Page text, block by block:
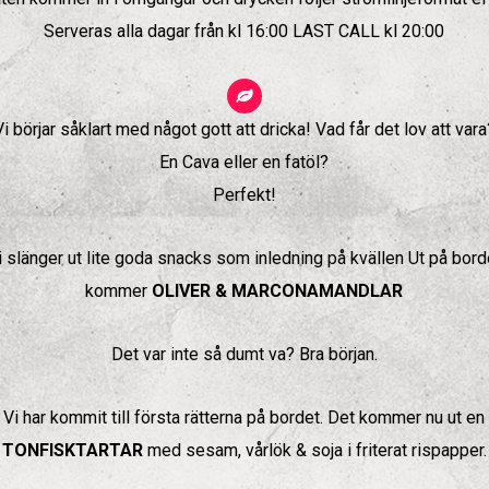
Serveras alla dagar från kl 16:00 LAST CALL kl 20:00
börjar såklart med något gott att dricka! Vad får det lov att
En Cava eller en fatöl?
Perfekt!
slänger ut lite goda snacks som inledning på kvällen Ut på
kommer OLIVER & MARCONAMANDLAR
Det var inte så dumt va? Bra början.
Vi har kommit till första rätterna på bordet. Det kommer nu ut en
TONFISKTARTARmed sesam, vårlök & soja i friterat rispapper.